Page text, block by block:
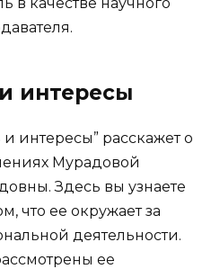
интересы
интересы” расскажет о
Мурадовой
Здесь вы узнаете
что ее окружает за
деятельности.
ее